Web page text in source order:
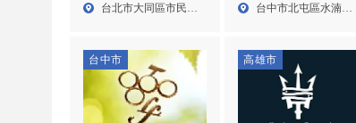
台北市大同區市民大
區進口水果專賣店
台中市北屯區水湳里
台中市 高雄市